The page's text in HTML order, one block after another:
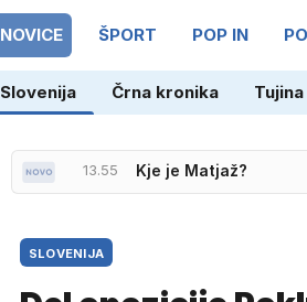
NOVICE ŠPORT POP IN
Slovenija Črna kronika Tujina
13.55 Kje je Matjaž?
SLOVENIJA